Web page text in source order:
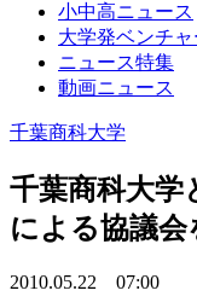
小中高ニュース
大学発ベンチャ
ニュース特集
動画ニュース
千葉商科大学
千葉商科大学
による協議会
2010.05.22 07:00